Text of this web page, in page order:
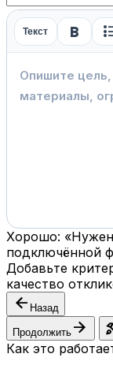
Текст format_bold
Хорошо: «Нужен
подключённой
Добавьте
качество
arrow_back Назад
Продолжить arrow_forward
Как это